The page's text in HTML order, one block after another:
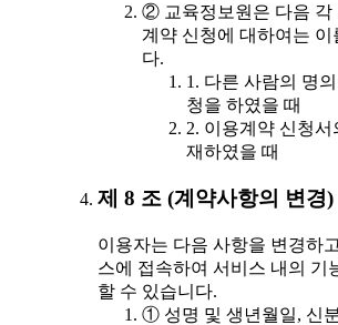
② 교육정보원은 다음 각
계약 신청에 대하여는 이
다.
1. 다른 사람의 명
청을 하였을 때
2. 이용계약 신청서
재하였을 때
제 8 조 (계약사항의 변경)
이용자는 다음 사항을 변경하
스에 접속하여 서비스 내의 기
할 수 있습니다.
① 성명 및 생년월일, 신